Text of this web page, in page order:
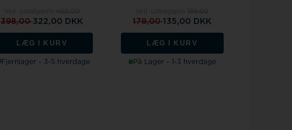
398,00322,00 DKK
LÆG I KURV
Fjernlager - 3-5 hverdage
179,00135,00 DKK
LÆG I KURV
På Lager - 1-3 hverdage